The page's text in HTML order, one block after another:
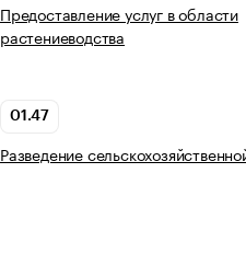
Предоставление услуг в области
растениеводства
01.47
Разведение